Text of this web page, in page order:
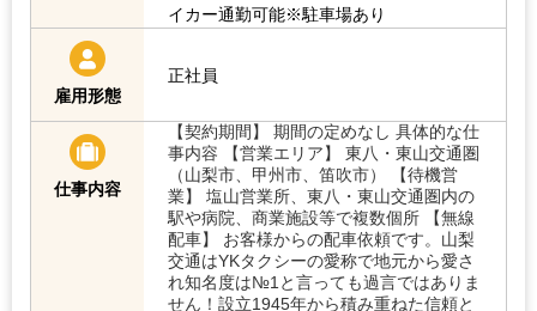
イカー通勤可能※駐車場あり
雇用形態
正社員
仕事内容
【契約期間】 期間の定めなし 具体的な仕
事内容 【営業エリア】 東八・東山交通圏
（山梨市、甲州市、笛吹市） 【待機営
業】 塩山営業所、東八・東山交通圏内の
駅や病院、商業施設等で複数個所 【無線
配車】 お客様からの配車依頼です。山梨
交通はYKタクシーの愛称で地元から愛さ
れ知名度は№1と言っても過言ではありま
せん！設立1945年から積み重ねた信頼と